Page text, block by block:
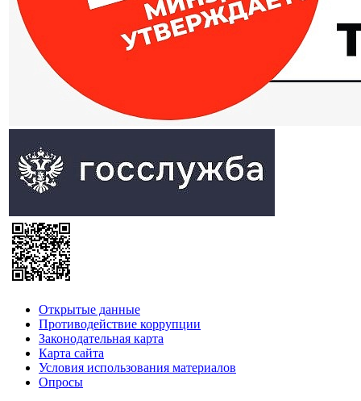
Открытые данные
Противодействие коррупции
Законодательная карта
Карта сайта
Условия использования материалов
Опросы